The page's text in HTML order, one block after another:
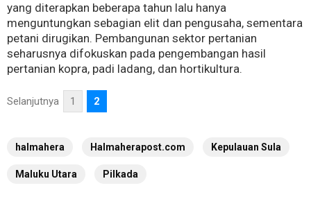
yang diterapkan beberapa tahun lalu hanya
menguntungkan sebagian elit dan pengusaha, sementara
petani dirugikan. Pembangunan sektor pertanian
seharusnya difokuskan pada pengembangan hasil
pertanian kopra, padi ladang, dan hortikultura.
Selanjutnya 1 2
halmahera Halmaherapost.com Kepulauan Sula
Maluku Utara Pilkada